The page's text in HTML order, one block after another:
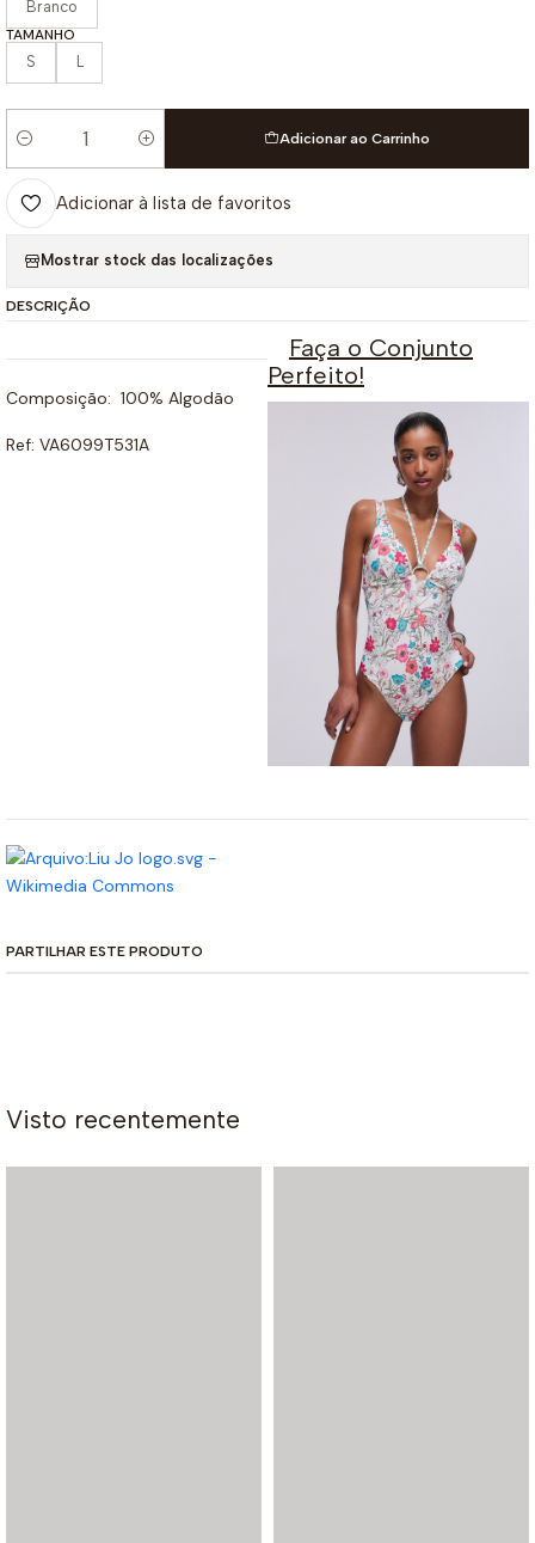
Branco
TAMANHO
S L
Quantidade
Adicionar ao Carrinho
Adicionar à lista de favoritos
Mostrar stock das localizações
DESCRIÇÃO
Composição: 100% Algodão
Ref: VA6099T531A
Faça o Conjunto
Perfeito!
PARTILHAR ESTE PRODUTO
Visto recentemente